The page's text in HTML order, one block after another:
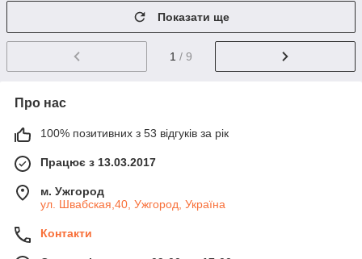
Показати ще
1 / 9
Про нас
100% позитивних з 53 відгуків за рік
Працює з 13.03.2017
м. Ужгород
ул. Швабская,40, Ужгород, Україна
Контакти